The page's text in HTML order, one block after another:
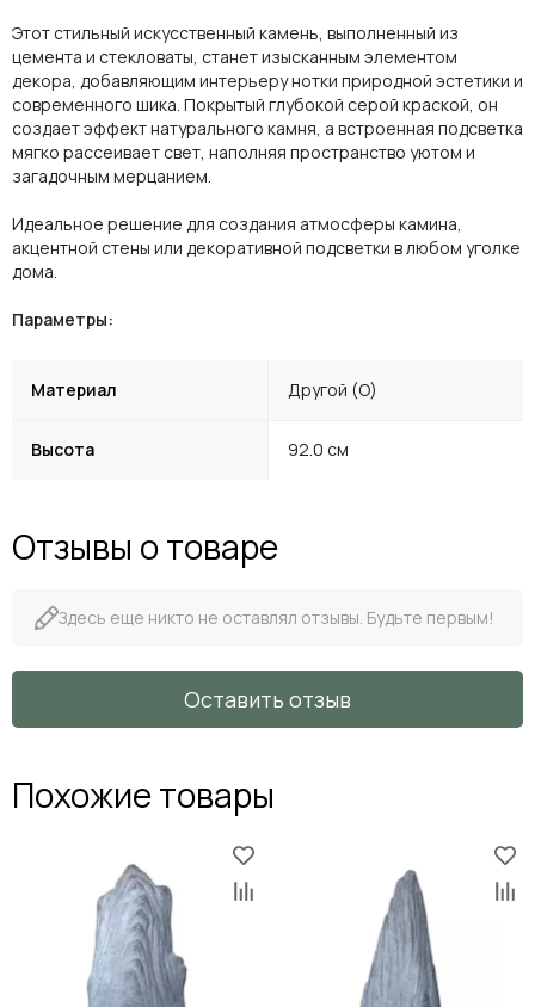
Этот стильный искусственный камень, выполненный из
цемента и стекловаты, станет изысканным элементом
декора, добавляющим интерьеру нотки природной эстетики и
современного шика. Покрытый глубокой серой краской, он
создает эффект натурального камня, а встроенная подсветка
мягко рассеивает свет, наполняя пространство уютом и
загадочным мерцанием.
Идеальное решение для создания атмосферы камина,
акцентной стены или декоративной подсветки в любом уголке
дома.
Параметры:
Материал Другой (O)
Высота 92.0 см
Отзывы о товаре
Здесь еще никто не оставлял отзывы. Будьте первым!
Оставить отзыв
Похожие товары